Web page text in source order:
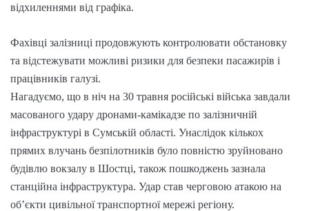
відхиленнями від графіка.
Фахівці залізниці продовжують контролювати обстановку
та відстежувати можливі ризики для безпеки пасажирів і
працівників галузі.
Нагадуємо, що в ніч на 30 травня російські війська завдали
масованого удару дронами-камікадзе по залізничній
інфраструктурі в Сумській області. Унаслідок кількох
прямих влучань безпілотників було повністю зруйновано
будівлю вокзалу в Шостці, також пошкоджень зазнала
станційна інфраструктура. Удар став черговою атакою на
об’єкти цивільної транспортної мережі регіону.